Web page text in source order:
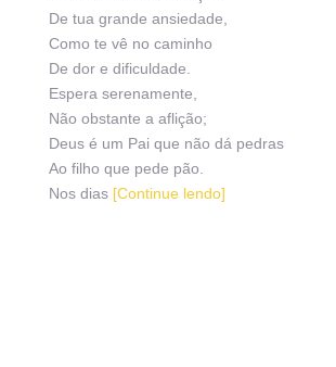
De tua grande ansiedade,
Como te vê no caminho
De dor e dificuldade.
Espera serenamente,
Não obstante a aflição;
Deus é um Pai que não dá pedras
Ao filho que pede pão.
Nos dias [Continue lendo]